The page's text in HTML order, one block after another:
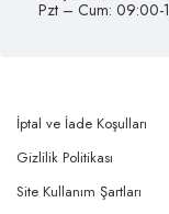
Pzt – Cum: 09:00-
İptal ve İade Koşulları
Gizlilik Politikası
Site Kullanım Şartları